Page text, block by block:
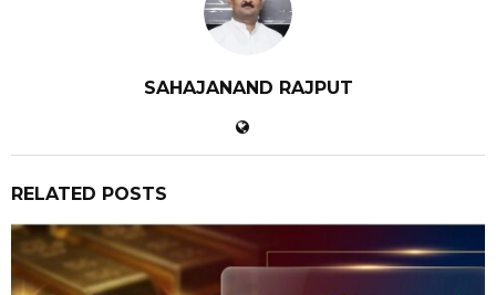
SAHAJANAND RAJPUT
RELATED POSTS